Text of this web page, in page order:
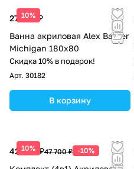
10%
27 824 ₽
Ванна акриловая Alex Baitler
Michigan 180х80
Скидка 10% в подарок!
Арт. 30182
В корзину
10%
42 930 ₽47 700 ₽ -10%